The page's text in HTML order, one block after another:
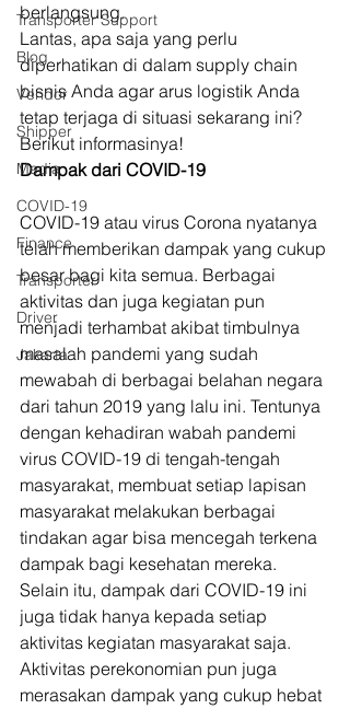
Transporter Support
Blog
Vendor
Shipper
Media
COVID-19
Finance
Transporter
Driver
Jakarta
berlangsung.
Lantas, apa saja yang perlu
diperhatikan di dalam supply chain
bisnis Anda agar arus logistik Anda
tetap terjaga di situasi sekarang ini?
Berikut informasinya!
Dampak dari COVID-19
COVID-19 atau virus Corona nyatanya
telah memberikan dampak yang cukup
besar bagi kita semua. Berbagai
aktivitas dan juga kegiatan pun
menjadi terhambat akibat timbulnya
masalah pandemi yang sudah
mewabah di berbagai belahan negara
dari tahun 2019 yang lalu ini. Tentunya
dengan kehadiran wabah pandemi
virus COVID-19 di tengah-tengah
masyarakat, membuat setiap lapisan
masyarakat melakukan berbagai
tindakan agar bisa mencegah terkena
dampak bagi kesehatan mereka.
Selain itu, dampak dari COVID-19 ini
juga tidak hanya kepada setiap
aktivitas kegiatan masyarakat saja.
Aktivitas perekonomian pun juga
merasakan dampak yang cukup hebat